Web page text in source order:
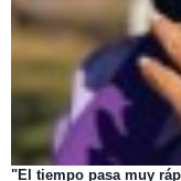
"El tiempo pasa muy